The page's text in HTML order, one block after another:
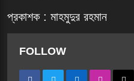
প্রকাশক : মাহমুদুর রহমান
FOLLOW